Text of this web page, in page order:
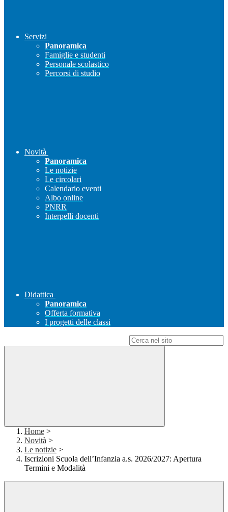
Servizi
Panoramica
Famiglie e studenti
Personale scolastico
Percorsi di studio
Novità
Panoramica
Le notizie
Le circolari
Calendario eventi
Albo online
PNRR
Interpelli docenti
Didattica
Panoramica
Offerta formativa
I progetti delle classi
Home >
Novità >
Le notizie >
Iscrizioni Scuola dell’Infanzia a.s. 2026/2027: Apertura
Termini e Modalità